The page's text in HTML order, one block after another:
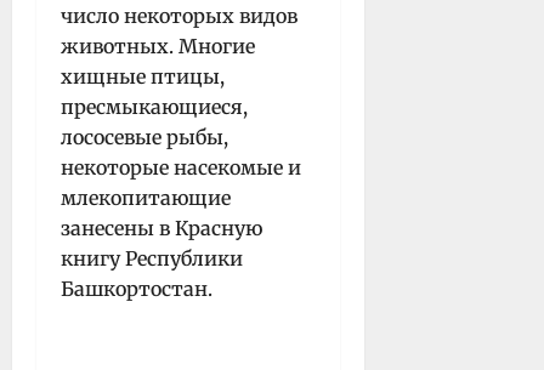
число некоторых видов
животных. Многие
хищные птицы,
пресмыкающиеся,
лососевые рыбы,
некоторые насекомые и
млекопитающие
занесены в Красную
книгу Республики
Башкортостан.